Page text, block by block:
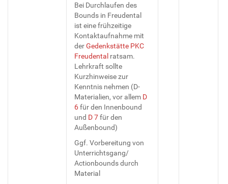
Bei Durchlaufen des
Bounds in Freudental
ist eine frühzeitige
Kontaktaufnahme mit
derGedenkstätte PKC
Freudental ratsam.
Lehrkraft sollte
Kurzhinweise zur
Kenntnis nehmen (D-
Materialien, vor allem D
6für den Innenbound
und D 7für den
Außenbound)
Ggf. Vorbereitung von
Unterrichtsgang/
Actionbounds durch
Material